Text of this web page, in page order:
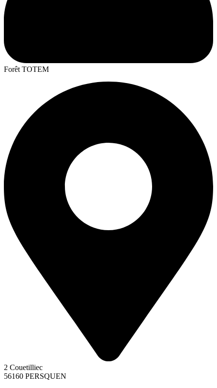
Forêt TOTEM
2 Couetilliec
56160 PERSQUEN